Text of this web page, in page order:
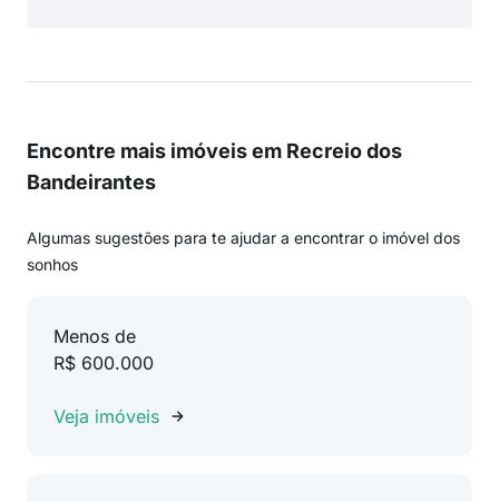
Encontre mais imóveis em Recreio dos
Bandeirantes
Algumas sugestões para te ajudar a encontrar o imóvel dos
sonhos
Menos de
R$ 600.000
Veja imóveis